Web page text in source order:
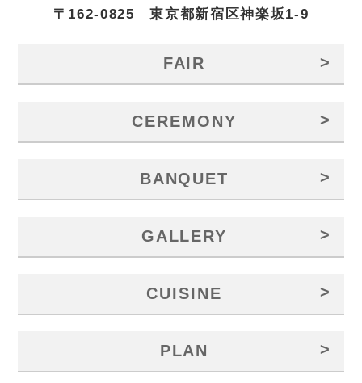
〒162-0825 東京都新宿区神楽坂1-9
FAIR >
CEREMONY >
BANQUET >
GALLERY >
CUISINE >
PLAN >